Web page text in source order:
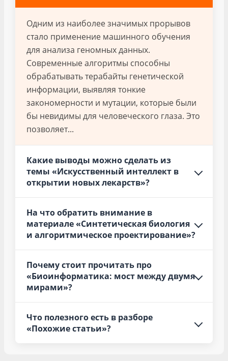
Одним из наиболее значимых прорывов
стало применение машинного обучения
для анализа геномных данных.
Современные алгоритмы способны
обрабатывать терабайты генетической
информации, выявляя тонкие
закономерности и мутации, которые были
бы невидимы для человеческого глаза. Это
позволяет...
Какие выводы можно сделать из
темы «Искусственный интеллект в
открытии новых лекарств»?
На что обратить внимание в
материале «Синтетическая биология
и алгоритмическое проектирование»?
Почему стоит прочитать про
«Биоинформатика: мост между двумя
мирами»?
Что полезного есть в разборе
«Похожие статьи»?